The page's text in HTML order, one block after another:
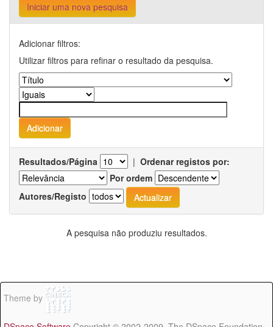
Iniciar uma nova pesquisa
Adicionar filtros:
Utilizar filtros para refinar o resultado da pesquisa.
Resultados/Página | Ordenar registos por:
Por ordem
Autores/Registo
A pesquisa não produziu resultados.
Theme by